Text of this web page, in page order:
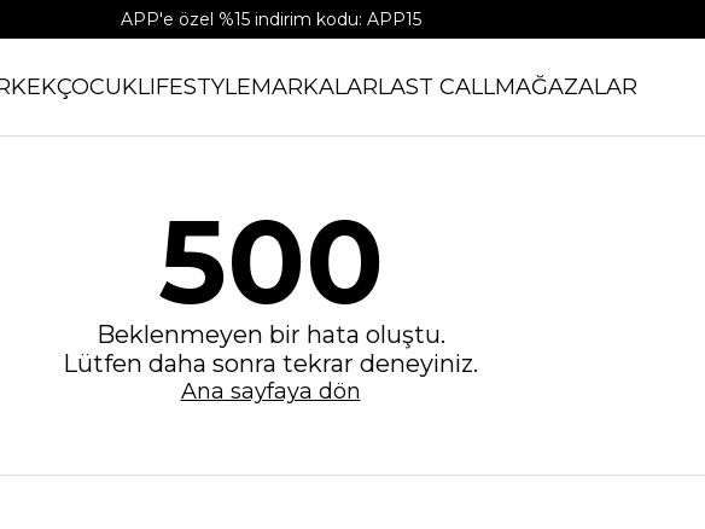
APP'e özel %15 indirim kodu: APP15
ÇOCUKLIFESTYLEMARKALARLAST CALLMAĞAZALAR
500
Beklenmeyen bir hata oluştu.
Lütfen daha sonra tekrar deneyiniz.
Ana sayfaya dön